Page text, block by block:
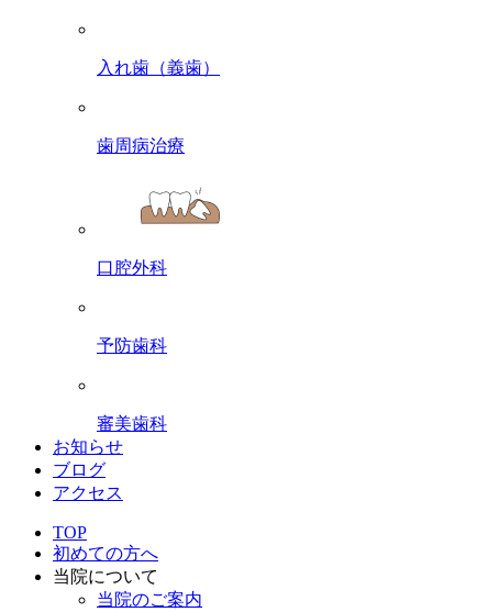
入れ歯（義歯）
歯周病治療
口腔外科
予防歯科
審美歯科
お知らせ
ブログ
アクセス
TOP
初めての方へ
当院について
当院のご案内